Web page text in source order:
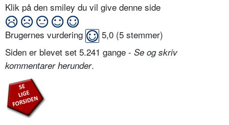
Klik på den smiley du vil give denne side
Brugernes vurdering 5,0 (5 stemmer)
Siden er blevet set 5.241 gange - Se og skriv
kommentarer herunder.